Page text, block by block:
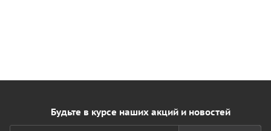
Будьте в курсе наших акций и новостей